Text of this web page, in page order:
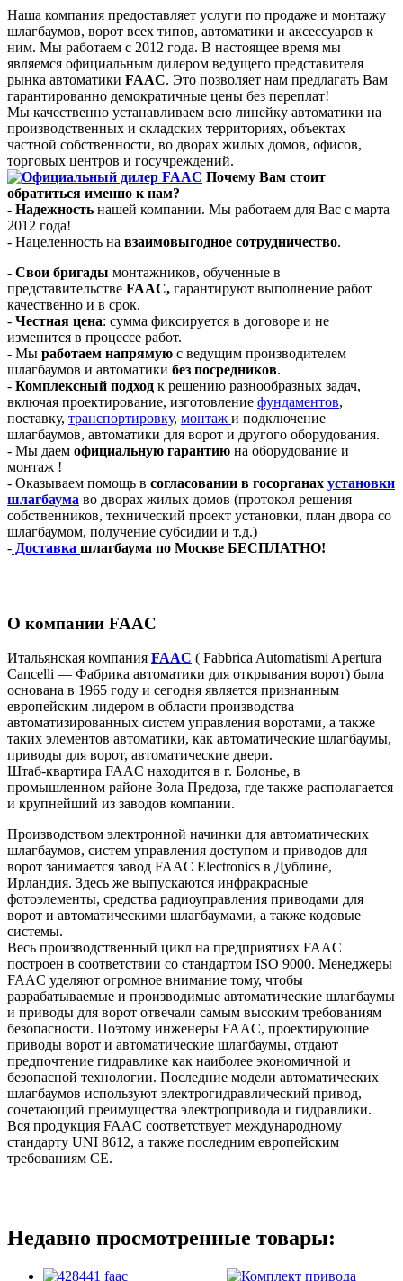
Наша компания предоставляет услуги по продаже и монтажу
шлагбаумов, ворот всех типов, автоматики и аксессуаров к
ним. Мы работаем с 2012 года. В настоящее время мы
являемся официальным дилером ведущего представителя
рынка автоматики FAAC. Это позволяет нам предлагать Вам
гарантированно демократичные цены без переплат!
Мы качественно устанавливаем всю линейку автоматики на
производственных и складских территориях, объектах
частной собственности, во дворах жилых домов, офисов,
торговых центров и госучреждений.
Почему Вам стоит
обратиться именно к нам?
- Надежность нашей компании. Мы работаем для Вас с марта
2012 года!
- Нацеленность на взаимовыгодное сотрудничество.
- Свои бригады монтажников, обученные в
представительстве FAAC, гарантируют выполнение работ
качественно и в срок.
- Честная цена: сумма фиксируется в договоре и не
изменится в процессе работ.
- Мы работаем напрямую с ведущим производителем
шлагбаумов и автоматики без посредников.
- Комплексный подход к решению разнообразных задач,
включая проектирование, изготовление фундаментов,
поставку, транспортировку, монтаж и подключение
шлагбаумов, автоматики для ворот и другого оборудования.
- Мы даем официальную гарантию на оборудование и
монтаж !
- Оказываем помощь в согласовании в госорганах установки
шлагбаума во дворах жилых домов (протокол решения
собственников, технический проект установки, план двора со
шлагбаумом, получение субсидии и т.д.)
- Доставка шлагбаума по Москве БЕСПЛАТНО!
О компании FAAC
Итальянская компания FAAC ( Fabbrica Automatismi Apertura
Cancelli — Фабрика автоматики для открывания ворот) была
основана в 1965 году и сегодня является признанным
европейским лидером в области производства
автоматизированных систем управления воротами, а также
таких элементов автоматики, как автоматические шлагбаумы,
приводы для ворот, автоматические двери.
Штаб-квартира FAAC находится в г. Болонье, в
промышленном районе Зола Предоза, где также располагается
и крупнейший из заводов компании.
Производством электронной начинки для автоматических
шлагбаумов, систем управления доступом и приводов для
ворот занимается завод FAAC Electronics в Дублине,
Ирландия. Здесь же выпускаются инфракрасные
фотоэлементы, средства радиоуправления приводами для
ворот и автоматическими шлагбаумами, а также кодовые
системы.
Весь производственный цикл на предприятиях FAAC
построен в соответствии со стандартом ISO 9000. Менеджеры
FAAC уделяют огромное внимание тому, чтобы
разрабатываемые и производимые автоматические шлагбаумы
и приводы для ворот отвечали самым высоким требованиям
безопасности. Поэтому инженеры FAAC, проектирующие
приводы ворот и автоматические шлагбаумы, отдают
предпочтение гидравлике как наиболее экономичной и
безопасной технологии. Последние модели автоматических
шлагбаумов используют электрогидравлический привод,
сочетающий преимущества электропривода и гидравлики.
Вся продукция FAAC соответствует международному
стандарту UNI 8612, а также последним европейским
требованиям CE.
Недавно просмотренные товары: